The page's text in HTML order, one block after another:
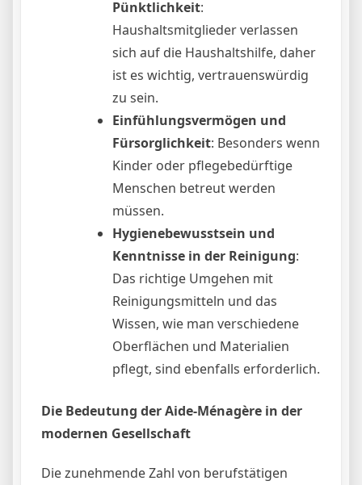
Pünktlichkeit:
Haushaltsmitglieder verlassen
sich auf die Haushaltshilfe, daher
ist es wichtig, vertrauenswürdig
zu sein.
Einfühlungsvermögen und
Fürsorglichkeit: Besonders wenn
Kinder oder pflegebedürftige
Menschen betreut werden
müssen.
Hygienebewusstsein und
Kenntnisse in der Reinigung:
Das richtige Umgehen mit
Reinigungsmitteln und das
Wissen, wie man verschiedene
Oberflächen und Materialien
pflegt, sind ebenfalls erforderlich.
Die Bedeutung der Aide-Ménagère in der
modernen Gesellschaft
Die zunehmende Zahl von berufstätigen